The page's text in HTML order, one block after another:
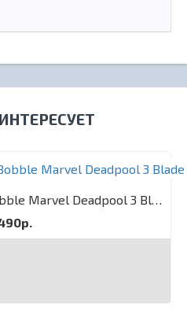
Фигурка Funko POP! Bobble Marvel Deadpool 3 Blade